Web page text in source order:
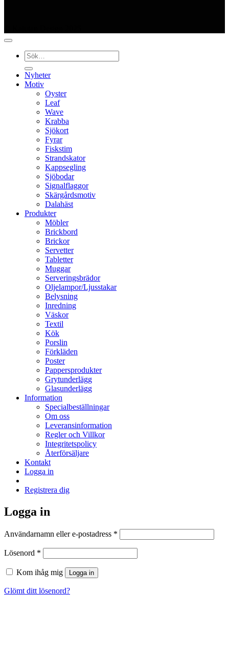
Sök
efter:
Nyheter
Motiv
Oyster
Leaf
Wave
Krabba
Sjökort
Fyrar
Fiskstim
Strandskator
Kappsegling
Sjöbodar
Signalflaggor
Skärgårdsmotiv
Dalahäst
Produkter
Möbler
Brickbord
Brickor
Servetter
Tabletter
Muggar
Serveringsbrädor
Oljelampor/Ljusstakar
Belysning
Inredning
Väskor
Textil
Kök
Porslin
Förkläden
Poster
Pappersprodukter
Grytunderlägg
Glasunderlägg
Information
Specialbeställningar
Om oss
Leveransinformation
Regler och Villkor
Integritetspolicy
Återförsäljare
Kontakt
Logga in
Registrera dig
Logga in
Användarnamn eller e-postadress *
Lösenord *
Kom ihåg mig Logga in
Glömt ditt lösenord?